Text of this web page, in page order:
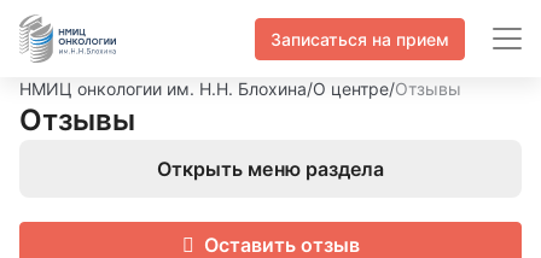
Записаться на прием
НМИЦ онкологии им. Н.Н. Блохина/О центре/Отзывы
Отзывы
Открыть меню раздела
Оставить отзыв